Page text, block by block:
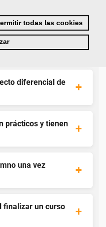
todas las cookies
Femxa cuando se
el SEPE?
diferencial de
prácticos y tienen
una vez
finalizar un curso